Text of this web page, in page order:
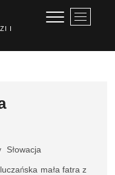
I
P
r
Słowacja
mała fatra z